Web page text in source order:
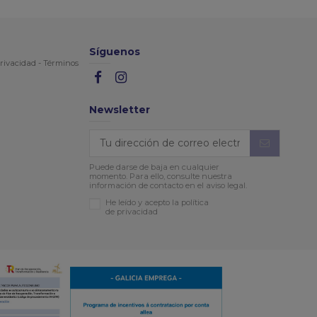
- Términos
Síguenos
Newsletter
Puede darse de baja en cualquier
momento. Para ello, consulte nuestra
información de contacto en el aviso legal.
He leído y acepto la política
de privacidad